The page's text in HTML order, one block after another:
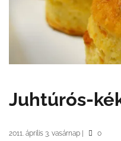
Juhtúrós-
2011. április 3. vasárnap 0